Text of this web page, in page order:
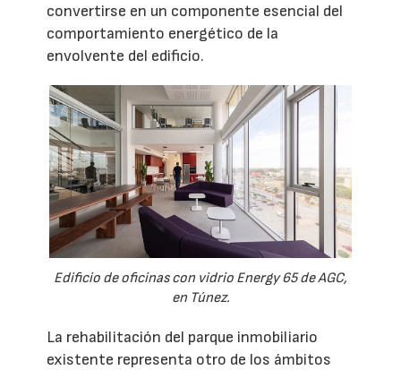
convertirse en un componente esencial del
comportamiento energético de la
envolvente del edificio.
Edificio de oficinas con vidrio Energy 65 de AGC,
en Túnez.
La rehabilitación del parque inmobiliario
existente representa otro de los ámbitos